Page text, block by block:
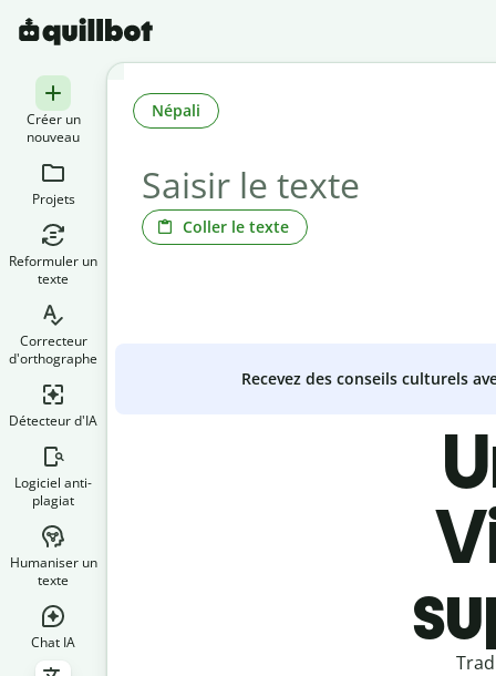
Créer un
nouveau
Projets
Reformuler un
texte
Correcteur
d'orthographe
Détecteur d'IA
Logiciel anti-
plagiat
Humaniser un
texte
Chat IA
Coller le texte
Népali
Recevez des conseils culturels